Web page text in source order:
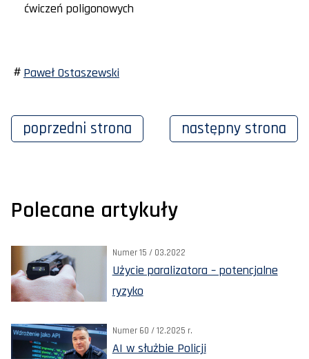
ćwiczeń poligonowych
Paweł Ostaszewski
poprzedni strona następny strona
Polecane artykuły
Numer 15 / 03.2022
Użycie paralizatora – potencjalne
ryzyko
Numer 60 / 12.2025 r.
AI w służbie Policji